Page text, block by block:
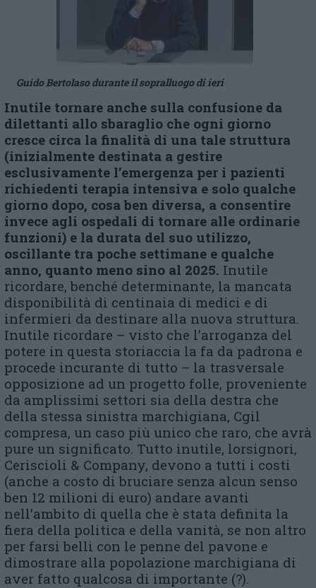
Guido Bertolaso durante il sopralluogo di ieri
Inutile tornare anche sulla confusione da
dilettanti allo sbaraglio che ogni giorno
cresce circa la finalità di una tale struttura
(inizialmente destinata a gestire
esclusivamente l’emergenza per i pazienti
richiedenti terapia intensiva e solo qualche
giorno dopo, cosa ben diversa, a consentire
invece agli ospedali di tornare alle ordinarie
funzioni) e la durata del suo utilizzo,
oscillante tra poche settimane e qualche
anno, quanto meno sino al 2025. Inutile
ricordare, benché determinante, la mancata
disponibilità di centinaia di medici e di
infermieri da destinare alla nuova struttura.
Inutile ricordare – visto che l’arroganza del
potere in questa storiaccia la fa da padrona e
procede incurante di tutto – la trasversale
opposizione ad un progetto folle, proveniente
da amplissimi settori sia della destra che
della stessa sinistra marchigiana, Cgil
compresa, un caso più unico che raro, che avrà
pure un significato. Tutto inutile, lorsignori,
Ceriscioli & Company, devono a tutti i costi
(anche a costo di bruciare senza alcun senso
ben 12 milioni di euro) andare avanti
nell’ambito di quella che è stata definita la
fiera della politica e della vanità, se non altro
per farsi belli con le penne del pavone e
dimostrare alla popolazione marchigiana di
aver fatto qualcosa di importante (?).